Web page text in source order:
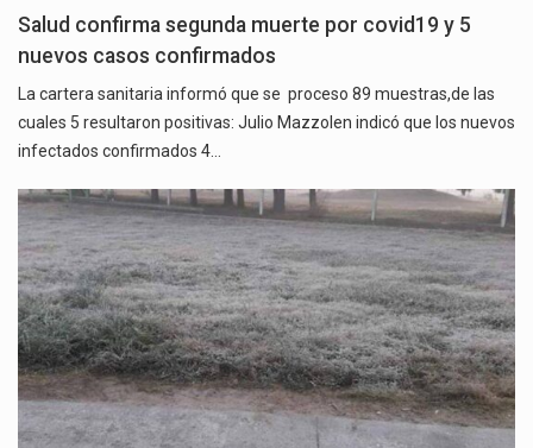
Salud confirma segunda muerte por covid19 y 5
nuevos casos confirmados
La cartera sanitaria informó que se proceso 89 muestras,de las
cuales 5 resultaron positivas: Julio Mazzolen indicó que los nuevos
infectados confirmados 4…